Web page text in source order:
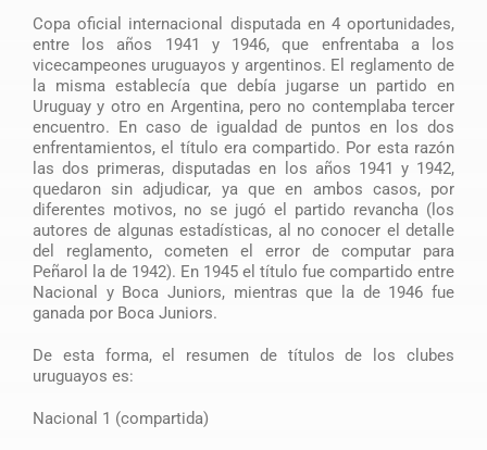
Copa oficial internacional disputada en 4 oportunidades,
entre los años 1941 y 1946, que enfrentaba a los
vicecampeones uruguayos y argentinos. El reglamento de
la misma establecía que debía jugarse un partido en
Uruguay y otro en Argentina, pero no contemplaba tercer
encuentro. En caso de igualdad de puntos en los dos
enfrentamientos, el título era compartido. Por esta razón
las dos primeras, disputadas en los años 1941 y 1942,
quedaron sin adjudicar, ya que en ambos casos, por
diferentes motivos, no se jugó el partido revancha (los
autores de algunas estadísticas, al no conocer el detalle
del reglamento, cometen el error de computar para
Peñarol la de 1942). En 1945 el título fue compartido entre
Nacional y Boca Juniors, mientras que la de 1946 fue
ganada por Boca Juniors.
De esta forma, el resumen de títulos de los clubes
uruguayos es:
Nacional 1 (compartida)